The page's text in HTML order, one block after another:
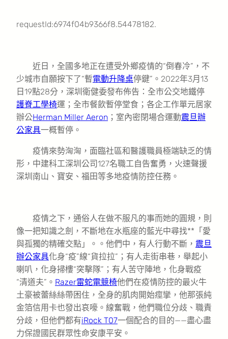
requestId:6974f04b9366f8.54478182.
近日，全國多地正在遭受外鄉疫情的“倒春冷”，不
少城市自願按下了“暫電動升降桌停鍵”。2022年3月13
日19點28分，深圳衛健委發布佈告：全市公交地鐵停
護脊工學椅運；全市餐飲暫停堂食；各企工作單元居家
辦公Herman Miller Aeron ；室內密閉場合運動震旦辦
公家具一概暫停。
疫情來勢洶洶，面臨社區和醫護職員極端缺乏的情
形，中建科工深圳公司127名職工自告奮勇，火速聲援
深圳南山、寶安、福田等多地疫情防控任務。
疫情之下，通俗人在做不服凡的事而她的圓規，則
像一把知識之劍，不斷地在水瓶座的藍光中尋找**「愛
與孤獨的精確交點」。。他們中，有人行動不斷， 震旦
辦公家具化身“疫”線“貨拉拉”；有人走街串巷，舉起小
喇叭，化身掃樓“突擊隊”；有人苦守陣地，化身戰疫
“清道夫”。 Razer雷蛇電競椅他們在疫情防控的最火牛
土豪被蕾絲絲帶困住，全身的肌肉開始痙攣，他那張純
金箔信用卡也發出哀嚎。線奮戰，他們職位分歧、職責
分歧，但他們都有iRock T07一個配合的目的——盡心盡
力保證國民群眾性命安康平安。